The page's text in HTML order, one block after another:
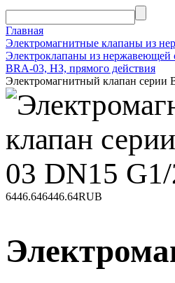
Главная
Электромагнитные клапаны из
Электроклапаны из
BRA-03, НЗ, прямого действия
Электромагнитный клапан серии
6446.646446.64RUB